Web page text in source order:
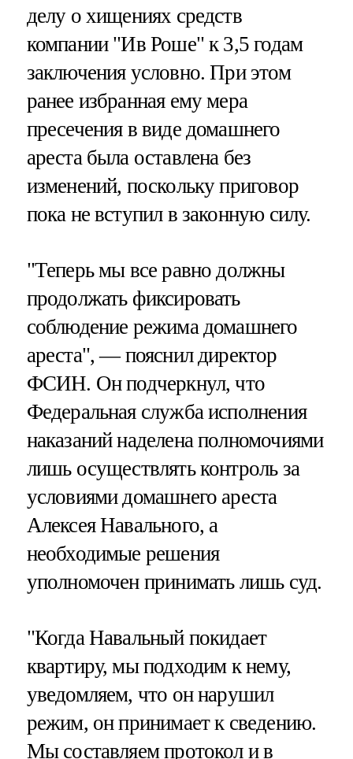
делу о хищениях средств
компании "Ив Роше" к 3,5 годам
заключения условно. При этом
ранее избранная ему мера
пресечения в виде домашнего
ареста была оставлена без
изменений, поскольку приговор
пока не вступил в законную силу.
"Теперь мы все равно должны
продолжать фиксировать
соблюдение режима домашнего
ареста", — пояснил директор
ФСИН. Он подчеркнул, что
Федеральная служба исполнения
наказаний наделена полномочиями
лишь осуществлять контроль за
условиями домашнего ареста
Алексея Навального, а
необходимые решения
уполномочен принимать лишь суд.
"Когда Навальный покидает
квартиру, мы подходим к нему,
уведомляем, что он нарушил
режим, он принимает к сведению.
Мы составляем протокол и в